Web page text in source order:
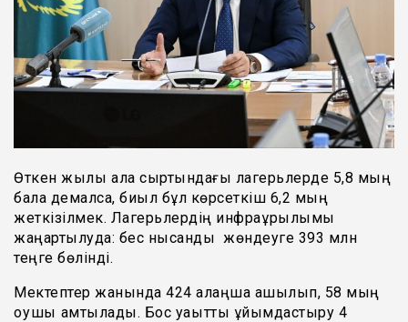
Өткен жылы қала сыртындағы лагерьлерде 5,8 мың
бала демалса, биыл бұл көрсеткіш 6,2 мың
жеткізілмек. Лагерьлердің инфрақұрылымы
жаңартылуда: бес нысанды жөндеуге 393 млн
теңге бөлінді.
Мектептер жанында 424 алаңша ашылып, 58 мың
оқушы қамтылады. Бос уақытты ұйымдастыру 4